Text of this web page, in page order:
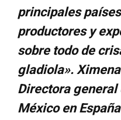
principales
productores y
sobre todo de
gladiola».
Directora general
México en España